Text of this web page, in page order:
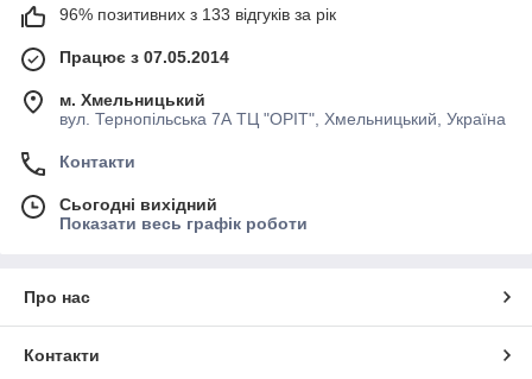
96% позитивних з 133 відгуків за рік
Працює з 07.05.2014
м. Хмельницький
вул. Тернопільська 7А ТЦ "ОРІТ", Хмельницький, Україна
Контакти
Сьогодні вихідний
Показати весь графік роботи
Про нас
Контакти